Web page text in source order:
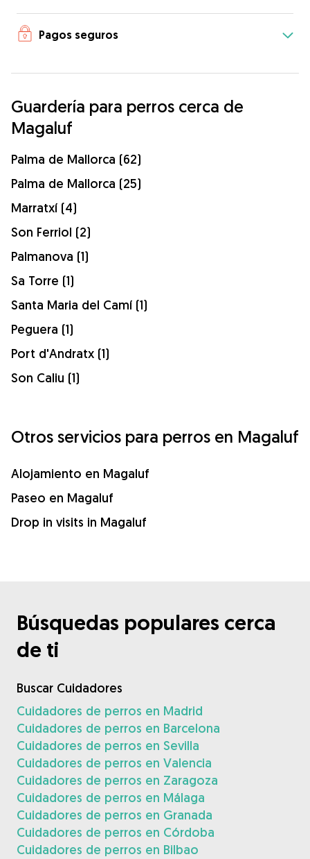
Pagos seguros
Guardería para perros cerca de
Magaluf
Palma de Mallorca (62)
Palma de Mallorca (25)
Marratxí (4)
Son Ferriol (2)
Palmanova (1)
Sa Torre (1)
Santa Maria del Camí (1)
Peguera (1)
Port d'Andratx (1)
Son Caliu (1)
Otros servicios para perros en Magaluf
Alojamiento en Magaluf
Paseo en Magaluf
Drop in visits in Magaluf
Búsquedas populares cerca
de ti
Buscar Cuidadores
Cuidadores de perros en Madrid
Cuidadores de perros en Barcelona
Cuidadores de perros en Sevilla
Cuidadores de perros en Valencia
Cuidadores de perros en Zaragoza
Cuidadores de perros en Málaga
Cuidadores de perros en Granada
Cuidadores de perros en Córdoba
Cuidadores de perros en Bilbao